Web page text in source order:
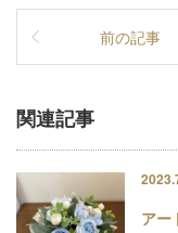
前の記事
関連記事
ア